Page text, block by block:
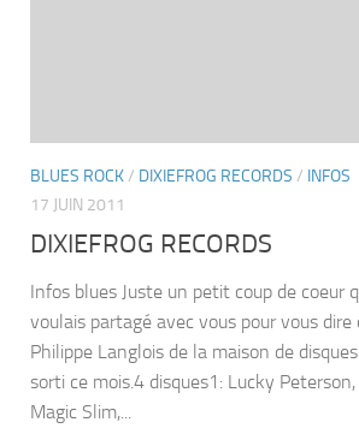
BLUES ROCK/ DIXIEFROG RECORDS / INFOS
17 JUIN 2011
DIXIEFROG RECORDS
Infos blues Juste un petit coup de coeur
voulais partagé avec vous pour vous dire
Philippe Langlois de la maison de
sorti ce mois.4 disques1: Lucky Peterson,
Magic Slim,...